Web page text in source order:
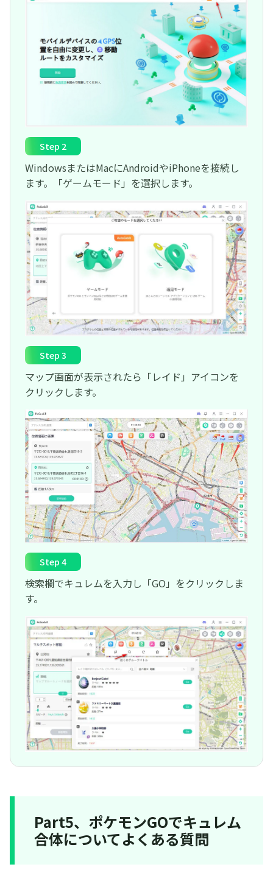
Step 2
WindowsまたはMacにAndroidやiPhoneを接続し
ます。「ゲームモード」を選択します。
Step 3
マップ画面が表示されたら「レイド」アイコンを
クリックします。
Step 4
検索欄でキュレムを入力し「GO」をクリックしま
す。
Part5、ポケモンGOでキュレム
合体についてよくある質問